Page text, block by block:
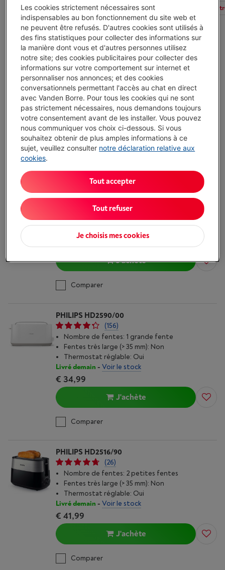
Tous les filtres Nombre de fentes
PHILIPS HD2581/10 DAILY
(334)
Nombre de fentes: 2 petites fentes
Fentes très large (> 35 mm): Oui
Thermostat réglable: Oui
Livré demain
Voir le stock
€ 31,99
J'achète
Comparer
PHILIPS HD2692/90
Nombre de fentes: 1 grande fente
Fentes très large (> 35 mm): Oui
Thermostat réglable: Oui
- Voir le stock
J'achète
Comparer
PHILIPS HD2590/00
(156)
Nombre de fentes: 1 grande fente
Fentes très large (> 35 mm): Non
Thermostat réglable: Oui
Livré demain - Voir le stock
€ 34,99
J'achète
Comparer
PHILIPS HD2516/90
(26)
Nombre de fentes: 2 petites fentes
Fentes très large (> 35 mm): Non
Thermostat réglable: Oui
Livré demain - Voir le stock
€ 41,99
J'achète
Comparer
Les cookies strictement nécessaires sont
indispensables au bon fonctionnement du site web et
ne peuvent être refusés. D'autres cookies sont utilisés à
des fins statistiques pour collecter des informations sur
la manière dont vous et d'autres personnes utilisez
notre site; des cookies publicitaires pour collecter des
informations sur votre comportement sur internet et
personnaliser nos annonces; et des cookies
conversationnels permettant l'accès au chat en direct
avec Vanden Borre. Pour tous les cookies qui ne sont
pas strictement nécessaires, nous demandons toujours
votre consentement avant de les installer. Vous pouvez
nous communiquer vos choix ci-dessous. Si vous
souhaitez obtenir de plus amples informations à ce
sujet, veuillez consulter notre déclaration relative aux
cookies.
Je choisis mes cookies
Tout refuser
Tout accepter